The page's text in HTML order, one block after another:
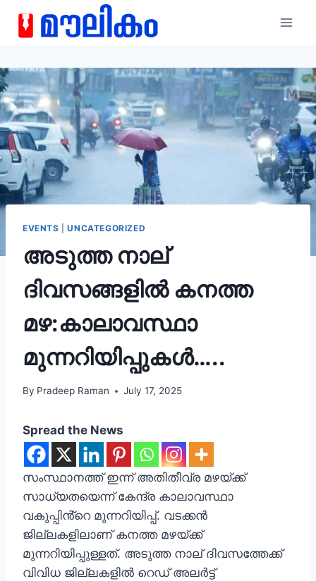
EVENTS |UNCATEGORIZED
അടുത്ത നാല്
ദിവസങ്ങളിൽ കനത്ത
മഴ:കാലാവസ്ഥാ
മുന്നറിയിപ്പുകൾ…..
By Pradeep Raman July 17, 2025
Spread the News
സംസ്ഥാനത്ത് ഇന്ന് അതിതീവ്ര മഴയ്ക്ക്
സാധ്യതയെന്ന് കേന്ദ്ര കാലാവസ്ഥാ
വകുപ്പിൻ്റെ മുന്നറിയിപ്പ്. വടക്കൻ
ജില്ലകളിലാണ് കനത്ത മഴയ്ക്ക്
മുന്നറിയിപ്പുള്ളത്. അടുത്ത നാല് ദിവസത്തേക്ക്
വിവിധ ജില്ലകളിൽ റെഡ് അലർട്ട്